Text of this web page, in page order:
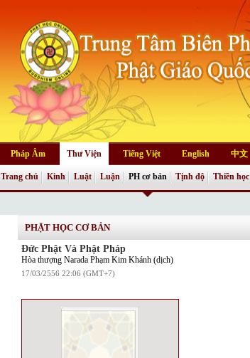
Pháp Âm Thư Viện Tiếng Việt English 中文
Trang chủ Kinh Luật Luận PH cơ bản Tịnh độ Thiền học
PHẬT HỌC CƠ BẢN
Đức Phật Và Phật Pháp
Hòa thượng Narada Phạm Kim Khánh (dịch)
17/03/2556 22:06 (GMT+7)